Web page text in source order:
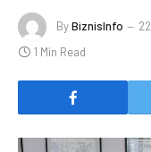
ByBiznisInfo
1 Min Read